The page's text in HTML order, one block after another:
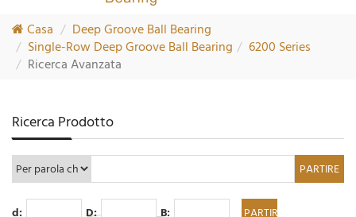
Casa
Deep Groove Ball Bearing
Single-Row Deep Groove Ball Bearing
6200 Series
Ricerca Avanzata
Ricerca Prodotto
d: D: B: